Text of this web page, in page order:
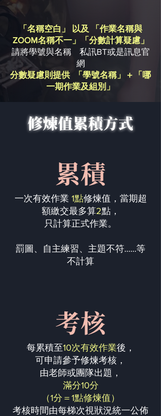
「名稱空白」 以及 「作業名稱與
ZOOM名稱不一」「分數計算疑慮」
請將學號與名稱 私訊BT或是訊息官
網
分數疑慮則提供 「學號名稱」＋「哪
一期作業及組別」
修煉值累積方式
累積
一次有效作業 1點修煉值，當期超
額繳交最多算2點，
只計算正式作業。
罰圖、自主練習、主題不符......等
不計算
考核
每累積至10次有效作業後，
可申請參予修煉考核，
由老師或團隊出題，
滿分10分
（1分＝1點修煉值）
考核時間由每梯次視狀況統一公佈